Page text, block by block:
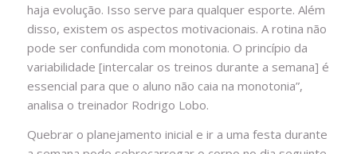
haja evolução. Isso serve para qualquer esporte. Além
disso, existem os aspectos motivacionais. A rotina não
pode ser confundida com monotonia. O princípio da
variabilidade [intercalar os treinos durante a semana] é
essencial para que o aluno não caia na monotonia”,
analisa o treinador Rodrigo Lobo.
Quebrar o planejamento inicial e ir a uma festa durante